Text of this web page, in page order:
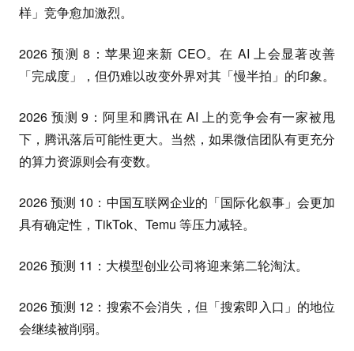
样」竞争愈加激烈。
2026 预测 8：苹果迎来新 CEO。在 AI 上会显著改善
「完成度」，但仍难以改变外界对其「慢半拍」的印象。
2026 预测 9：阿里和腾讯在 AI 上的竞争会有一家被甩
下，腾讯落后可能性更大。当然，如果微信团队有更充分
的算力资源则会有变数。
2026 预测 10：中国互联网企业的「国际化叙事」会更加
具有确定性，TikTok、Temu 等压力减轻。
2026 预测 11：大模型创业公司将迎来第二轮淘汰。
2026 预测 12：搜索不会消失，但「搜索即入口」的地位
会继续被削弱。